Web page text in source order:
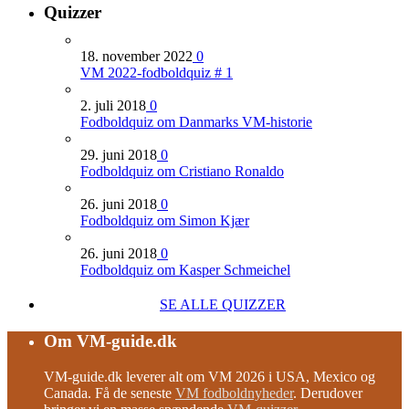
Quizzer
18. november 2022 0
VM 2022-fodboldquiz # 1
2. juli 2018 0
Fodboldquiz om Danmarks VM-historie
29. juni 2018 0
Fodboldquiz om Cristiano Ronaldo
26. juni 2018 0
Fodboldquiz om Simon Kjær
26. juni 2018 0
Fodboldquiz om Kasper Schmeichel
SE ALLE QUIZZER
Om VM-guide.dk
VM-guide.dk leverer alt om VM 2026 i USA, Mexico og
Canada. Få de seneste VM fodboldnyheder. Derudover